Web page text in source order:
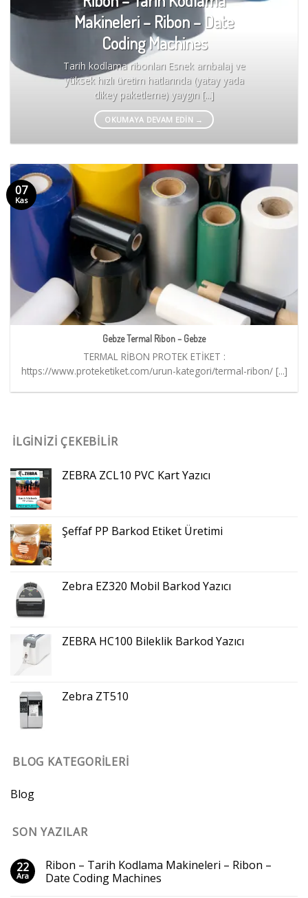
Makineleri – Ribon – Date
Coding Machines
Tarih kodlama ribonları Esnek ambalaj ve
yüksek hızlı üretim hatlarında (yatay yada
dikey paketleme) yaygın [...]
OKUMAYA DEVAM EDIN →
Gebze Termal Ribon – Gebze
TERMAL RİBON PROTEK ETİKET :
https://www.proteketiket.com/urun-kategori/termal-ribon/ [...]
07
Kas
İLGINIZI ÇEKEBILIR
ZEBRA ZCL10 PVC Kart Yazıcı
Şeffaf PP Barkod Etiket Üretimi
Zebra EZ320 Mobil Barkod Yazıcı
ZEBRA HC100 Bileklik Barkod Yazıcı
Zebra ZT510
BLOG KATEGORILERI
Blog
SON YAZILAR
22
Ara
Ribon – Tarih Kodlama Makineleri – Ribon –
Date Coding Machines